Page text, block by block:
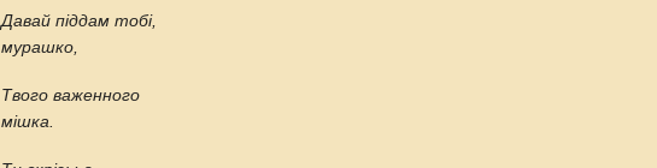
Давай піддам тобі,
мурашко,
Твого важенного
мішка.